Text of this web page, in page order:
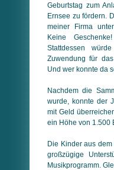
Geburtstag zum
Ernsee zu fördern.
meiner Firma
Keine
Stattdessen
Zuwendung für
Und wer konnte da
Nachdem die
wurde, konnte der
mit Geld
ein Höhe von 1.500
Die Kinder aus
großzügige
Musikprogramm.